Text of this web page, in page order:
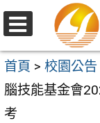
跳
至
主
要
內
選
單
首頁 > 校園公告
腦技能基金會
考